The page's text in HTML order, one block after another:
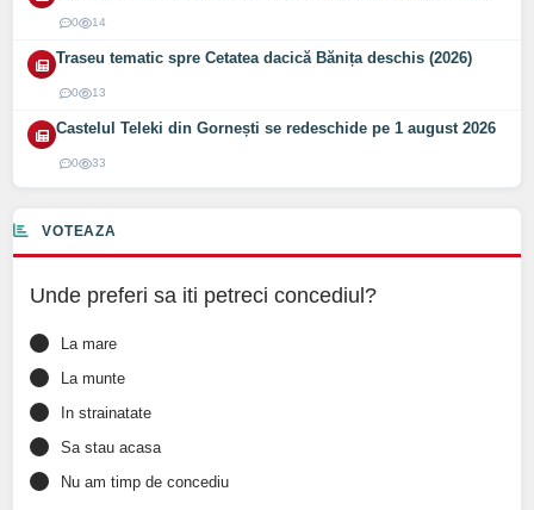
0 14
Traseu tematic spre Cetatea dacică Bănița deschis (2026)
0 13
Castelul Teleki din Gornești se redeschide pe 1 august 2026
0 33
VOTEAZA
Unde preferi sa iti petreci concediul?
La mare
La munte
In strainatate
Sa stau acasa
Nu am timp de concediu